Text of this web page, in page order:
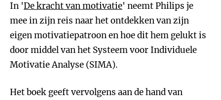
In 'De kracht van motivatie' neemt Philips je
mee in zijn reis naar het ontdekken van zijn
eigen motivatiepatroon en hoe dit hem gelukt is
door middel van het Systeem voor Individuele
Motivatie Analyse (SIMA).
Het boek geeft vervolgens aan de hand van